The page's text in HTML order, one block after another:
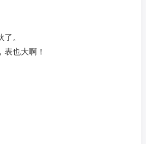
。
表也大啊！